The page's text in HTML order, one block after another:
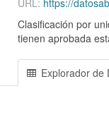
Acerca de
URL: https://
Clasificación por
tienen aprobada
Explorador de